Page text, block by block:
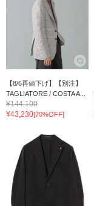
【8/6再値下げ】【別注】
TAGLIATORE / COSTA A...
¥144,100
¥43,230[70%OFF]